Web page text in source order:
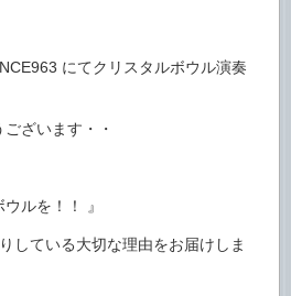
にてクリスタルボウル演奏
ざいます・・
ルを！！ 』
している大切な理由をお届けしま